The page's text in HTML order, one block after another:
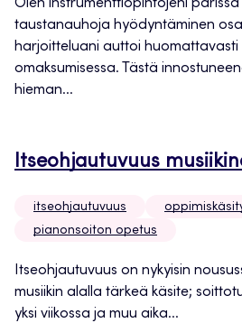
Olen instrumenttiopintojeni
taustanauhoja hyödyntäminen
harjoitteluani auttoi huomattavasti
omaksumisessa. Tästä
hieman...
Itseohjautuvuus
itseohjautuvuus
pianonsoiton opetus
Itseohjautuvuus on nykyisin
musiikin alalla tärkeä käsite;
yksi viikossa ja muu aika...